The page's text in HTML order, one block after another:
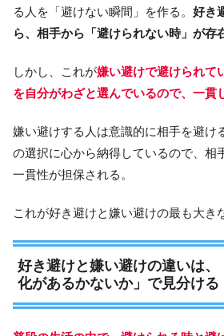
る人を「避けない瞬間」を作る。 好き
ら、相手から「避けられない時」が存
しかし、これが嫌い避けで避けられて
を自分がわざと選んでいるので、一貫
嫌い避けする人は意識的に相手を避け
の選択に心から納得しているので、相
一貫性が担保される。
これが好き避けと嫌い避けの最も大き
好き避けと嫌い避けの違いは
化があるかないか」で見分ける